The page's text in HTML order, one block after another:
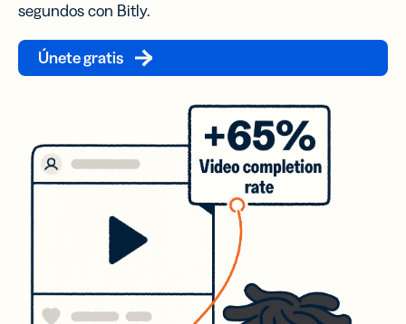
segundos con Bitly.
Únete gratis